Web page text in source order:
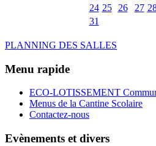
24 25 26 27
31
PLANNING DES SALLES
Menu rapide
ECO-LOTISSEMENT
Menus de la Cantine Scolaire
Contactez-nous
Evènements et divers